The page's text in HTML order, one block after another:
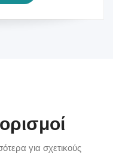
για σχετικούς